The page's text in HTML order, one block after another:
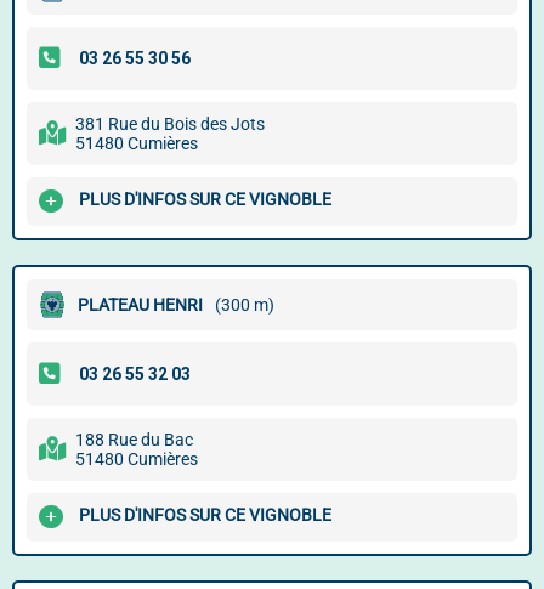
381 Rue du Bois des Jots
51480 Cumières
PLUS D'INFOS SUR CE VIGNOBLE
PLATEAU HENRI (300 m)
188 Rue du Bac
51480 Cumières
PLUS D'INFOS SUR CE VIGNOBLE